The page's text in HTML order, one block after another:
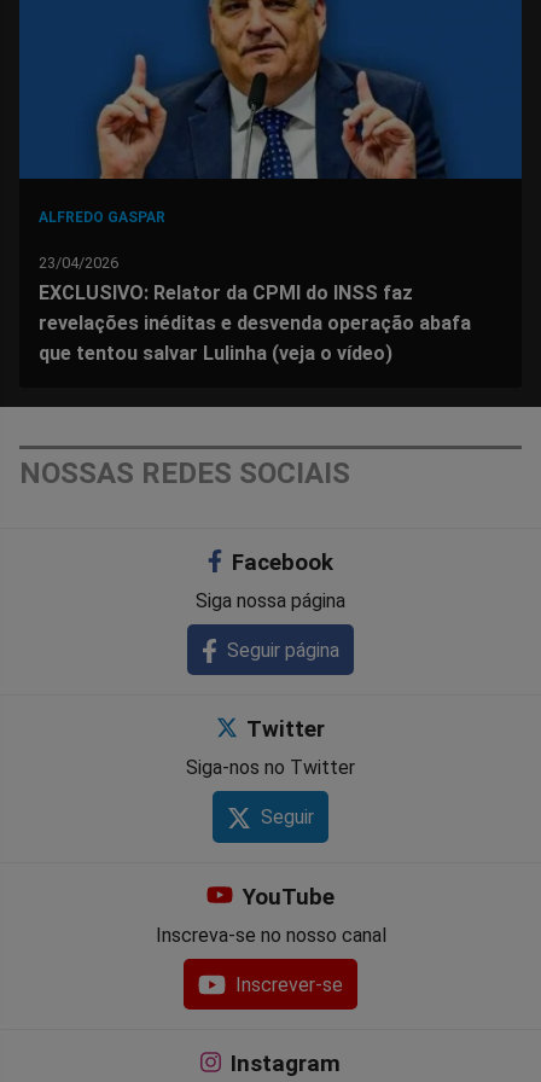
WhatsappTwitterMessenger
ALFREDO GASPAR
23/04/2026
EXCLUSIVO: Relator da CPMI do INSS faz
revelações inéditas e desvenda operação abafa
que tentou salvar Lulinha (veja o vídeo)
NOSSAS REDES SOCIAIS
Facebook
Siga nossa página
Seguir página
Twitter
Siga-nos no Twitter
Seguir
YouTube
Inscreva-se no nosso canal
Inscrever-se
Instagram